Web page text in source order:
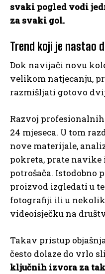
svaki pogled vodi
za svaki gol.
Trend koji je nastao
Dok navijači novu
velikom natjecanju,
razmišljati gotovo
Razvoj
24 mjeseca. U tom
nove materijale,
pokreta, prate
potrošača. Istodobno
proizvod izgledati u
fotografiji ili u
videoisječku na
Takav pristup
često dolaze do vrlo
ključnih izvora za